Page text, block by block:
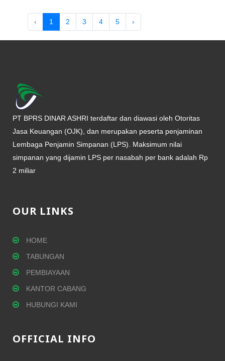
‹ 1 2 3 4 5 ›
PT BPRS DINAR ASHRI terdaftar dan diawasi oleh Otoritas
Jasa Keuangan (OJK), dan merupakan peserta penjaminan
Lembaga Penjamin Simpanan (LPS). Maksimum nilai
simpanan yang dijamin LPS per nasabah per bank adalah Rp
2 miliar
OUR LINKS
HOME
TABUNGAN
PEMBIAYAAN
KANTOR CABANG
HUBUNGI KAMI
OFFICIAL INFO